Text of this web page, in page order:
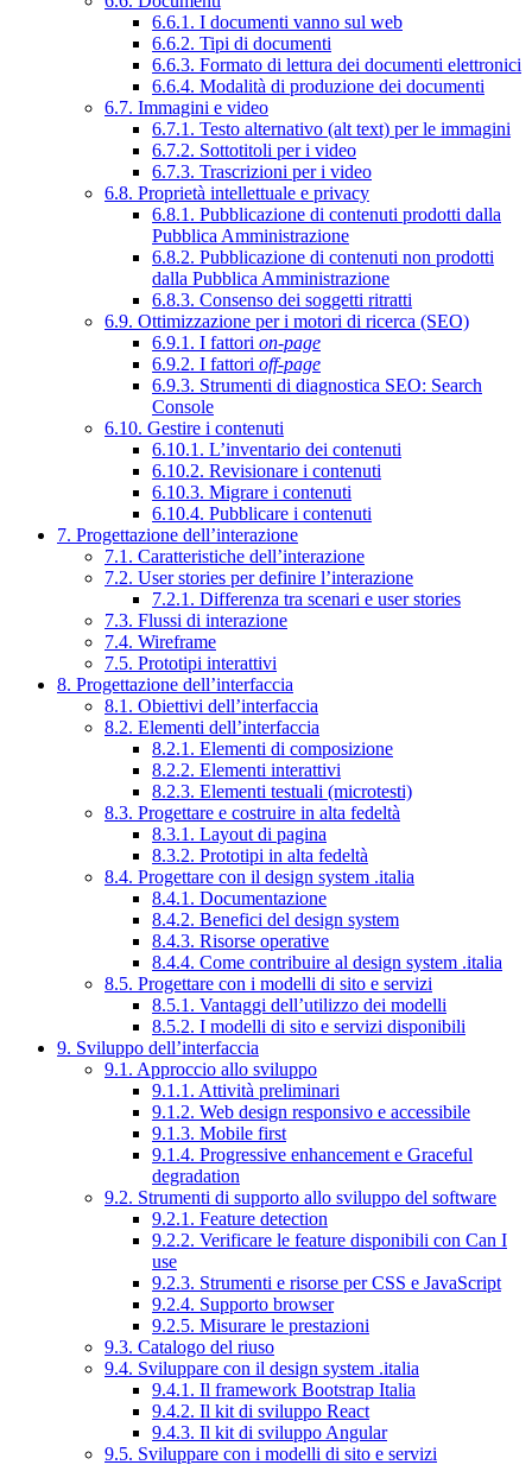
6.6.1. I documenti vanno sul web
6.6.2. Tipi di documenti
6.6.3. Formato di lettura dei documenti elettronici
6.6.4. Modalità di produzione dei documenti
6.7. Immagini e video
6.7.1. Testo alternativo (alt text) per le immagini
6.7.2. Sottotitoli per i video
6.7.3. Trascrizioni per i video
6.8. Proprietà intellettuale e privacy
6.8.1. Pubblicazione di contenuti prodotti dalla
Pubblica Amministrazione
6.8.2. Pubblicazione di contenuti non prodotti
dalla Pubblica Amministrazione
6.8.3. Consenso dei soggetti ritratti
6.9. Ottimizzazione per i motori di ricerca (SEO)
6.9.1. I fattori on-page
6.9.2. I fattori off-page
6.9.3. Strumenti di diagnostica SEO: Search
Console
6.10. Gestire i contenuti
6.10.1. L’inventario dei contenuti
6.10.2. Revisionare i contenuti
6.10.3. Migrare i contenuti
6.10.4. Pubblicare i contenuti
7. Progettazione dell’interazione
7.1. Caratteristiche dell’interazione
7.2. User stories per definire l’interazione
7.2.1. Differenza tra scenari e user stories
7.3. Flussi di interazione
7.4. Wireframe
7.5. Prototipi interattivi
8. Progettazione dell’interfaccia
8.1. Obiettivi dell’interfaccia
8.2. Elementi dell’interfaccia
8.2.1. Elementi di composizione
8.2.2. Elementi interattivi
8.2.3. Elementi testuali (microtesti)
8.3. Progettare e costruire in alta fedeltà
8.3.1. Layout di pagina
8.3.2. Prototipi in alta fedeltà
8.4. Progettare con il design system .italia
8.4.1. Documentazione
8.4.2. Benefici del design system
8.4.3. Risorse operative
8.4.4. Come contribuire al design system .italia
8.5. Progettare con i modelli di sito e servizi
8.5.1. Vantaggi dell’utilizzo dei modelli
8.5.2. I modelli di sito e servizi disponibili
9. Sviluppo dell’interfaccia
9.1. Approccio allo sviluppo
9.1.1. Attività preliminari
9.1.2. Web design responsivo e accessibile
9.1.3. Mobile first
9.1.4. Progressive enhancement e Graceful
degradation
9.2. Strumenti di supporto allo sviluppo del software
9.2.1. Feature detection
9.2.2. Verificare le feature disponibili con Can I
use
9.2.3. Strumenti e risorse per CSS e JavaScript
9.2.4. Supporto browser
9.2.5. Misurare le prestazioni
9.3. Catalogo del riuso
9.4. Sviluppare con il design system .italia
9.4.1. Il framework Bootstrap Italia
9.4.2. Il kit di sviluppo React
9.4.3. Il kit di sviluppo Angular
9.5. Sviluppare con i modelli di sito e servizi